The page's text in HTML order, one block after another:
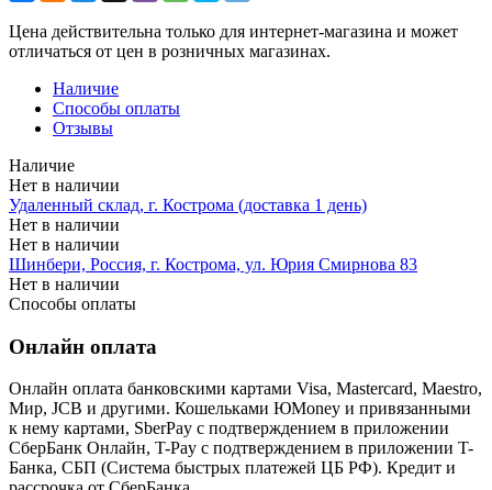
Цена действительна только для интернет-магазина и может
отличаться от цен в розничных магазинах.
Наличие
Способы оплаты
Отзывы
Наличие
Нет в наличии
Удаленный склад, г. Кострома (доставка 1 день)
Нет в наличии
Нет в наличии
Шинбери, Россия, г. Кострома, ул. Юрия Смирнова 83
Нет в наличии
Способы оплаты
Онлайн оплата
Онлайн оплата банковскими картами Visa, Mastercard, Maestro,
Мир, JCB и другими. Кошельками ЮMoney и привязанными
к нему картами, SberPay с подтверждением в приложении
СберБанк Онлайн, T-Pay с подтверждением в приложении T-
Банка, СБП (Система быстрых платежей ЦБ РФ). Кредит и